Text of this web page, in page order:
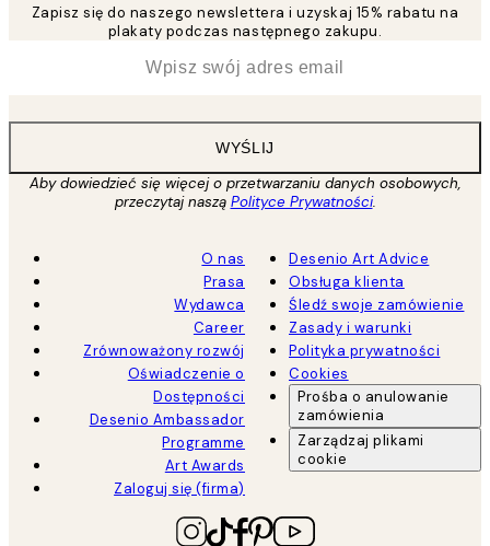
Zapisz się do naszego newslettera i uzyskaj 15% rabatu na
plakaty podczas następnego zakupu.
WYŚLIJ
Aby dowiedzieć się więcej o przetwarzaniu danych osobowych,
przeczytaj naszą Polityce Prywatności.
O nas
Prasa
Wydawca
Career
Zrównoważony rozwój
Oświadczenie o
Dostępności
Desenio Ambassador
Programme
Art Awards
Zaloguj się (firma)
Desenio Art Advice
Obsługa klienta
Śledź swoje zamówienie
Zasady i warunki
Polityka prywatności
Cookies
Prośba o anulowanie
zamówienia
Zarządzaj plikami
cookie